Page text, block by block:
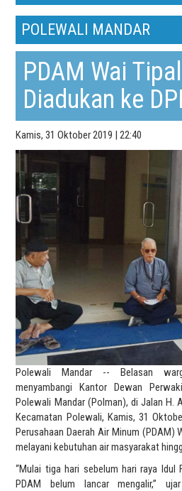
POLEWALI MANDAR
PDAM Wai
Diadukan ke
Kamis, 31 Oktober 2019 | 22:40
Polewali Mandar -- Belasan
menyambangi Kantor Dewan
Polewali Mandar (Polman), di Jalan H.
Kecamatan Polewali, Kamis, 31
Perusahaan Daerah Air Minum (PDAM)
melayani kebutuhan air masyarakat
“Mulai tiga hari sebelum hari raya Idul
PDAM belum lancar mengalir,”